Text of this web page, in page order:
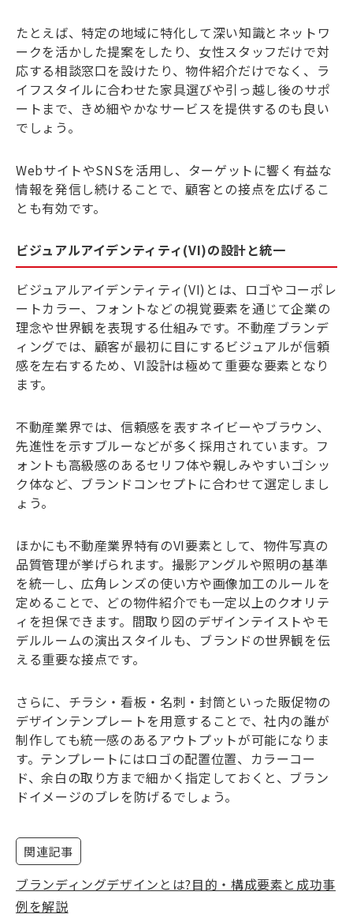
たとえば、特定の地域に特化して深い知識とネットワ
ークを活かした提案をしたり、女性スタッフだけで対
応する相談窓口を設けたり、物件紹介だけでなく、ラ
イフスタイルに合わせた家具選びや引っ越し後のサポ
ートまで、きめ細やかなサービスを提供するのも良い
でしょう。
WebサイトやSNSを活用し、ターゲットに響く有益な
情報を発信し続けることで、顧客との接点を広げるこ
とも有効です。
ビジュアルアイデンティティ(VI)の設計と統一
ビジュアルアイデンティティ(VI)とは、ロゴやコーポレ
ートカラー、フォントなどの視覚要素を通じて企業の
理念や世界観を表現する仕組みです。不動産ブランデ
ィングでは、顧客が最初に目にするビジュアルが信頼
感を左右するため、VI設計は極めて重要な要素となり
ます。
不動産業界では、信頼感を表すネイビーやブラウン、
先進性を示すブルーなどが多く採用されています。フ
ォントも高級感のあるセリフ体や親しみやすいゴシッ
ク体など、ブランドコンセプトに合わせて選定しまし
ょう。
ほかにも不動産業界特有のVI要素として、物件写真の
品質管理が挙げられます。撮影アングルや照明の基準
を統一し、広角レンズの使い方や画像加工のルールを
定めることで、どの物件紹介でも一定以上のクオリテ
ィを担保できます。間取り図のデザインテイストやモ
デルルームの演出スタイルも、ブランドの世界観を伝
える重要な接点です。
さらに、チラシ・看板・名刺・封筒といった販促物の
デザインテンプレートを用意することで、社内の誰が
制作しても統一感のあるアウトプットが可能になりま
す。テンプレートにはロゴの配置位置、カラーコー
ド、余白の取り方まで細かく指定しておくと、ブラン
ドイメージのブレを防げるでしょう。
関連記事
ブランディングデザインとは?目的・構成要素と成功事
例を解説